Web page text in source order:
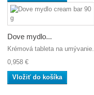
Dove mydlo...
Krémová tableta na umývanie.
0,958 €
Vložiť do košíka